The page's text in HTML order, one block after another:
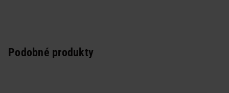
Podobné produkty